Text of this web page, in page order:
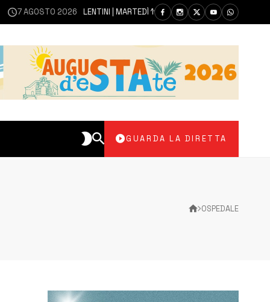
2026 LENTINI | MARTEDÌ 11 AGOSTO SEDUTA DI CONSIGLIO
GUARDA LA DIRETTA
OSPEDALE